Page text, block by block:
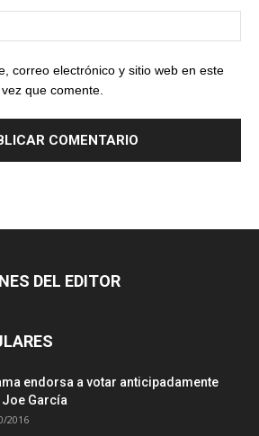
correo electrónico y sitio web en este
que comente.
DEL EDITOR
endorsa a votar anticipadamente
García
2016